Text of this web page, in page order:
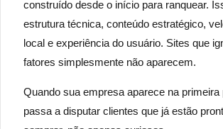
construído desde o início para ranquear.
estrutura técnica, conteúdo estratégico,
local e experiência do usuário. Sites que
fatores simplesmente não aparecem.
Quando sua empresa aparece na primeira
passa a disputar clientes que já estão